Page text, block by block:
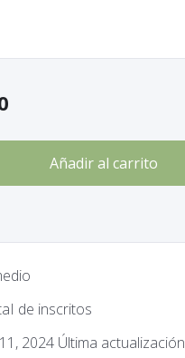
Añadir al carrito
de inscritos
2024 Última actualización